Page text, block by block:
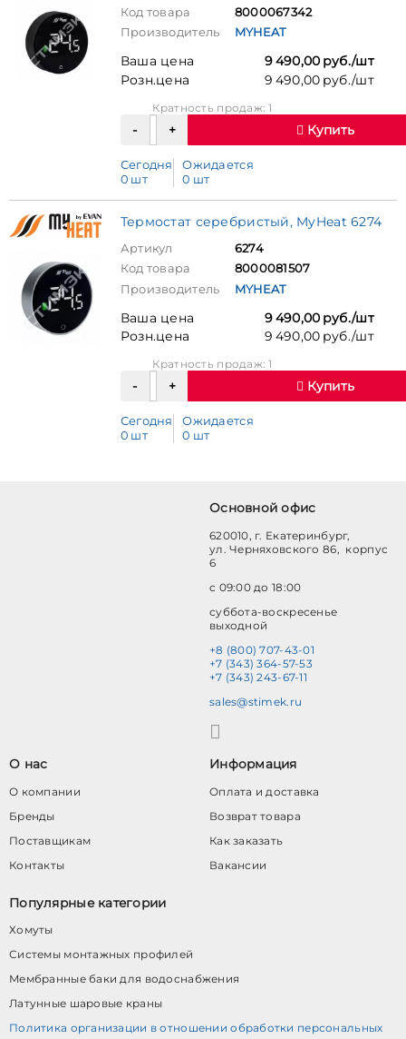
Код товара
8000067342
Производитель
MYHEAT
Ваша цена
9 490,00 руб./шт
Розн.цена
9 490,00 руб./шт
Кратность продаж: 1
Купить
Сегодня
0 шт
Ожидается
0 шт
Термостат серебристый, MyHeat 6274
Артикул
6274
Код товара
8000081507
Производитель
MYHEAT
Ваша цена
9 490,00 руб./шт
Розн.цена
9 490,00 руб./шт
Кратность продаж: 1
Купить
Сегодня
0 шт
Ожидается
0 шт
Основной офис
620010, г. Екатеринбург,
ул. Черняховского 86, корпус
6
с 09:00 до 18:00
суббота-воскресенье
выходной
+8 (800) 707-43-01
+7 (343) 364-57-53
+7 (343) 243-67-11
sales@stimek.ru
О нас
О компании
Бренды
Поставщикам
Контакты
Информация
Оплата и доставка
Возврат товара
Как заказать
Вакансии
Популярные категории
Хомуты
Системы монтажных профилей
Мембранные баки для водоснабжения
Латунные шаровые краны
Политика организации в отношении обработки персональных